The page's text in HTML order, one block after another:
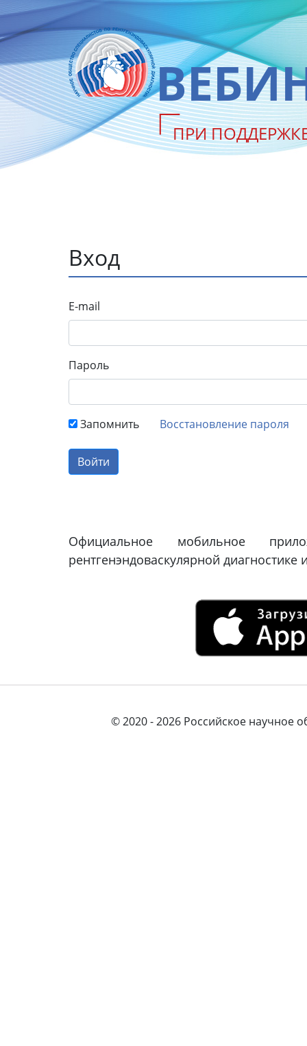
ПРИ
Вход
E-mail
Пароль
Запомнить Восстановление пароля
Войти
Официальное мобильное
рентгенэндоваскулярной
© 2020 - 2026 Российское научное